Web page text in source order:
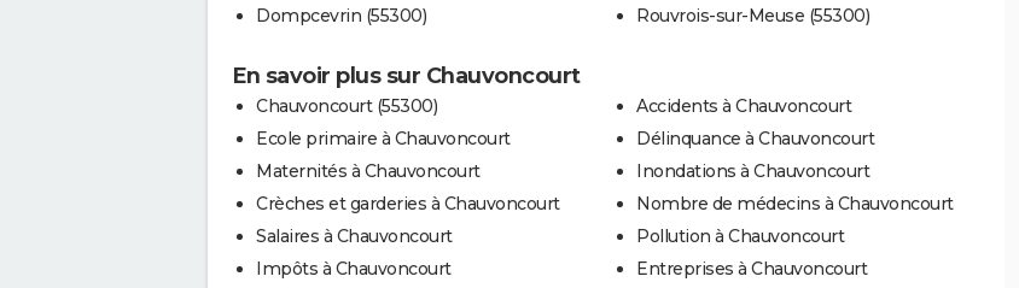
Dompcevrin (55300)
Rouvrois-sur-Meuse (55300)
En savoir plus sur Chauvoncourt
Chauvoncourt (55300)
Ecole primaire à Chauvoncourt
Maternités à Chauvoncourt
Crèches et garderies à Chauvoncourt
Salaires à Chauvoncourt
Impôts à Chauvoncourt
Accidents à Chauvoncourt
Délinquance à Chauvoncourt
Inondations à Chauvoncourt
Nombre de médecins à Chauvoncourt
Pollution à Chauvoncourt
Entreprises à Chauvoncourt